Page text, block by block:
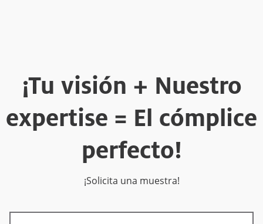
¡Tu visión + Nuestro
expertise = El cómplice
perfecto!
¡Solicita una muestra!